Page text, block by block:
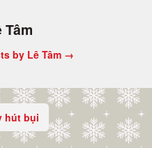
by Lê Tâm →
hút bụi